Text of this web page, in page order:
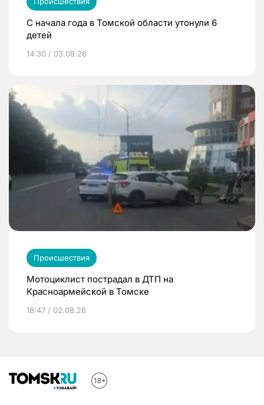
С начала года в Томской области утонули 6
детей
14:30 / 03.08.26
Происшествия
Мотоциклист пострадал в ДТП на
Красноармейской в Томске
18:47 / 02.08.26